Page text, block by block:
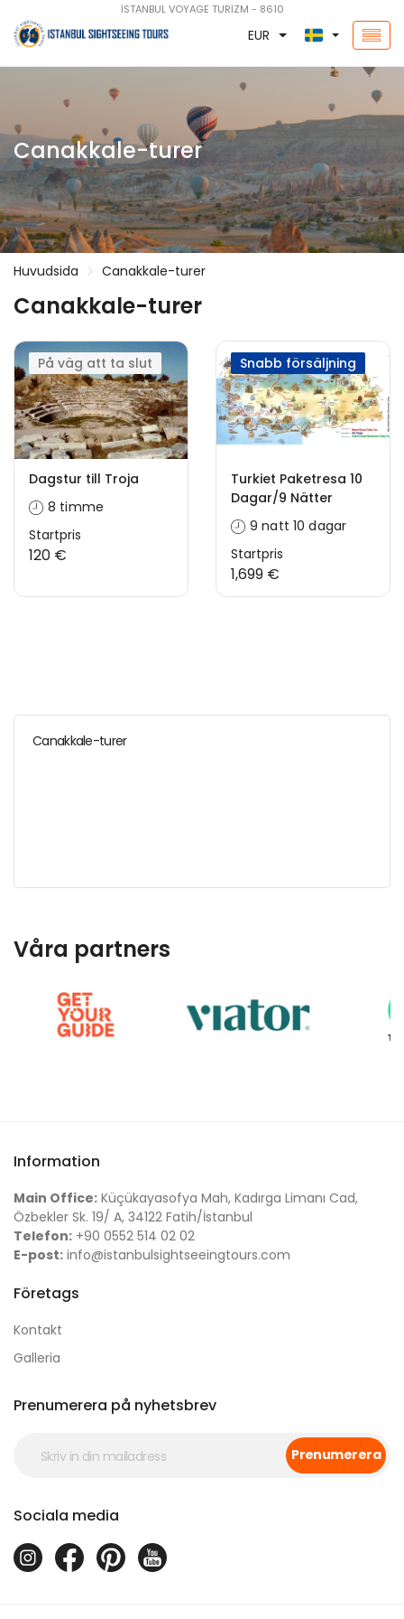
İSTANBUL VOYAGE TURİZM - 8610
EUR
Canakkale-turer
Huvudsida Canakkale-turer
Canakkale-turer
På väg att ta slut
Dagstur till Troja
8 timme
Startpris
120 €
Snabb försäljning
Turkiet Paketresa 10
Dagar/9 Nätter
9 natt 10 dagar
Startpris
1,699 €
Canakkale-turer
Våra partners
Information
Main Office: Küçükayasofya Mah, Kadırga Limanı Cad,
Özbekler Sk. 19/ A, 34122 Fatih/İstanbul
Telefon: +90 0552 514 02 02
E-post: info@istanbulsightseeingtours.com
Företags
Kontakt
Galleria
Prenumerera på nyhetsbrev
Prenumerera
Sociala media